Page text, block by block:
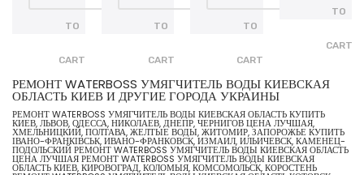
TO
CART
TO
CART
TO
CART
TO
CART
РЕМОНТ WATERBOSS УМЯГЧИТЕЛЬ ВОДЫ КИЕВСКАЯ
ОБЛАСТЬ КИЕВ И ДРУГИЕ ГОРОДА УКРАИНЫ
РЕМОНТ WATERBOSS УМЯГЧИТЕЛЬ ВОДЫ КИЕВСКАЯ ОБЛАСТЬ КУПИТЬ
КИЕВ, ЛЬВОВ, ОДЕССА, НИКОЛАЕВ, ДНЕПР, ЧЕРНИГОВ ЦЕНА ЛУЧШАЯ,
ХМЕЛЬНИЦКИЙ, ПОЛТАВА, ЖЕЛТЫЕ ВОДЫ, ЖИТОМИР, ЗАПОРОЖЬЕ КУПИТЬ
ІВАНО-ФРАНКІВСЬК, ИВАНО-ФРАНКОВСК, ИЗМАИЛ, ИЛЬИЧЕВСК, КАМЕНЕЦ-
ПОДОЛЬСКИЙ РЕМОНТ WATERBOSS УМЯГЧИТЕЛЬ ВОДЫ КИЕВСКАЯ ОБЛАСТЬ
ЦЕНА ЛУЧШАЯ РЕМОНТ WATERBOSS УМЯГЧИТЕЛЬ ВОДЫ КИЕВСКАЯ
ОБЛАСТЬ КИЕВ, КИРОВОГРАД, КОЛОМЫЯ, КОМСОМОЛЬСК, КОРОСТЕНЬ